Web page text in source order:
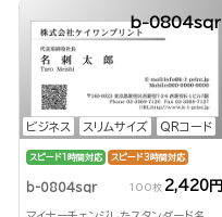
ビジネス スリムサイズ QRコード
b-0804sqr
スピード1時間対応 スピード3時間対応
b-0804sqr 100枚 2,420円